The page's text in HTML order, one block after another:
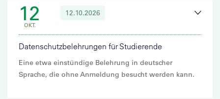
12
OKT.
12.10.2026
Datenschutzbelehrungen für Studierende
Eine etwa einstündige Belehrung in deutscher
Sprache, die ohne Anmeldung besucht werden kann.